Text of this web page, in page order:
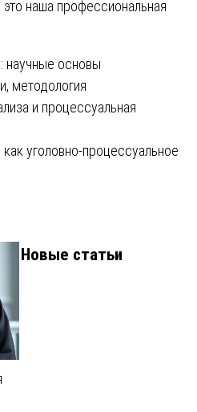
наша профессиональная
научные основы
методология
и процессуальная
уголовно-процессуальное
Новые статьи